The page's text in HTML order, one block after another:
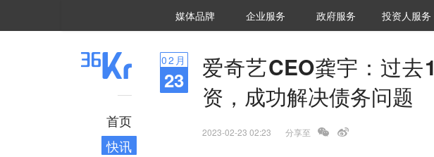
媒体品牌 36Kr研究院
企业服务 城市之窗
政府服务 VClub投资机构
投资机构职位推
投资人服务
首页
快讯
02 月
23
爱奇艺CEO龚宇：过
资，成功解决债务问题
2023-02-23 02:23 分享至